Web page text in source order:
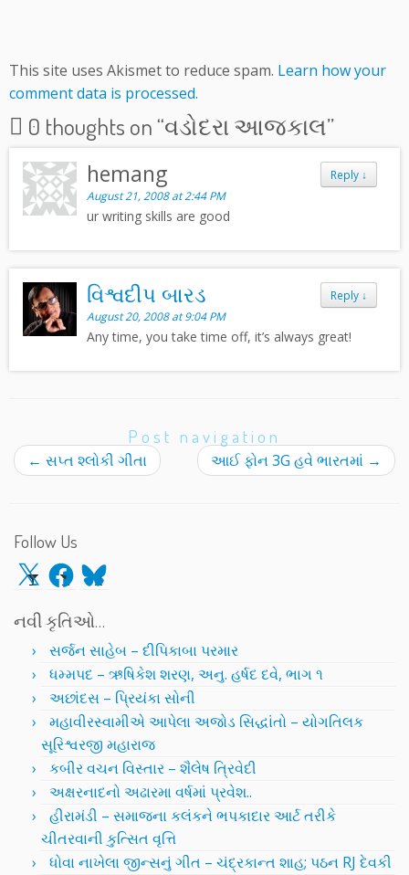
This site uses Akismet to reduce spam. Learn how your
comment data is processed.
0 thoughts on “વડોદરા આજકાલ”
Reply ↓
hemang
August 21, 2008 at 2:44 PM
ur writing skills are good
Reply ↓
વિશ્વદીપ બારડ
August 20, 2008 at 9:04 PM
Any time, you take time off, it’s always great!
Post navigation
← સપ્ત શ્લોકી ગીતા આઈ ફોન 3G હવે ભારતમાં →
Follow Us
X Facebook
Bluesky
નવી કૃતિઓ…
સર્જન સાહેબ – દીપિકાબા પરમાર
ધમ્મપદ – ઋષિકેશ શરણ, અનુ. હર્ષદ દવે, ભાગ ૧
અછાંદસ – પ્રિયંકા સોની
મહાવીરસ્વામીએ આપેલા અજોડ સિદ્ધાંતો – યોગતિલક
સૂરિશ્વરજી મહારાજ
કબીર વચન વિસ્તાર – શૈલેષ ત્રિવેદી
અક્ષરનાદનો અઢારમા વર્ષમાં પ્રવેશ..
હીરામંડી – સમાજના કલંકને ભપકાદાર આર્ટ તરીકે
ચીતરવાની કુત્સિત વૃત્તિ
ધોવા નાખેલા જીન્સનું ગીત – ચંદ્રકાન્ત શાહ; પઠન RJ દેવકી